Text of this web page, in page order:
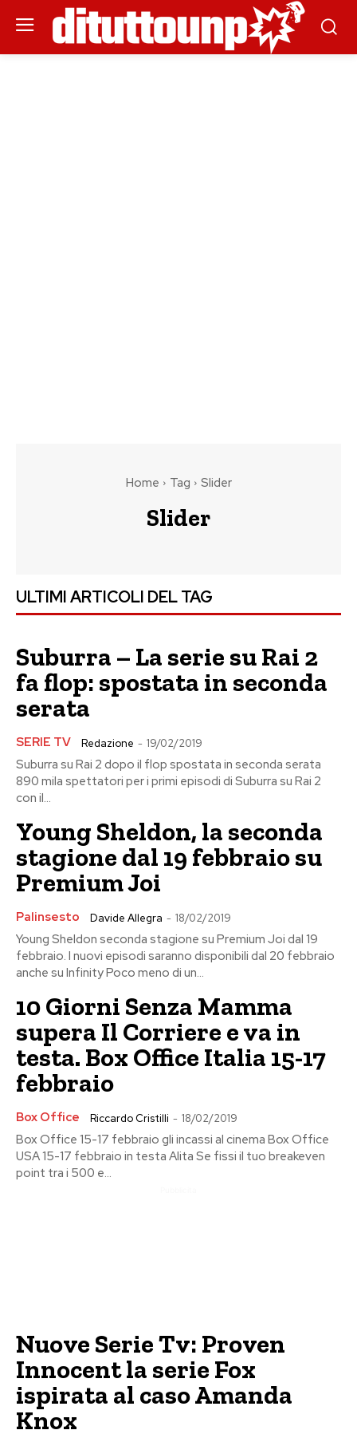
Home Tag Slider
Slider
ULTIMI ARTICOLI DEL TAG
Suburra – La serie su Rai 2
fa flop: spostata in seconda
serata
SERIE TV Redazione - 19/02/2019
Suburra su Rai 2 dopo il flop spostata in seconda serata
890 mila spettatori per i primi episodi di Suburra su Rai 2
con il...
Young Sheldon, la seconda
stagione dal 19 febbraio su
Premium Joi
Palinsesto Davide Allegra - 18/02/2019
Young Sheldon seconda stagione su Premium Joi dal 19
febbraio. I nuovi episodi saranno disponibili dal 20 febbraio
anche su Infinity Poco meno di un...
10 Giorni Senza Mamma
supera Il Corriere e va in
testa. Box Office Italia 15-17
febbraio
Box Office Riccardo Cristilli - 18/02/2019
Box Office 15-17 febbraio gli incassi al cinema Box Office
USA 15-17 febbraio in testa Alita Se fissi il tuo breakeven
point tra i 500 e...
Nuove Serie Tv: Proven
Innocent la serie Fox
ispirata al caso Amanda
Knox